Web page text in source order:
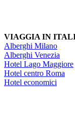
VIAGGIA IN
Alberghi Milano
Alberghi Venezia
Hotel Lago Maggiore
Hotel centro Roma
Hotel economici